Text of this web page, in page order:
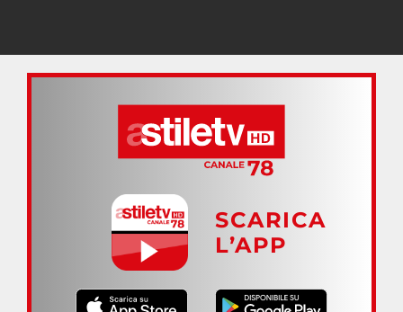
SCARICA
L’APP